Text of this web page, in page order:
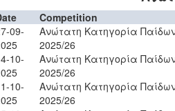
Competition
09-
Ανώτατη Κατηγορία
2025/26
10-
Ανώτατη Κατηγορία
2025/26
10-
Ανώτατη Κατηγορία
2025/26